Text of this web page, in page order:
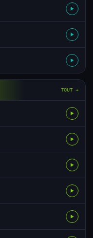
▶
▶
▶
TOUT →
▶
▶
▶
▶
▶